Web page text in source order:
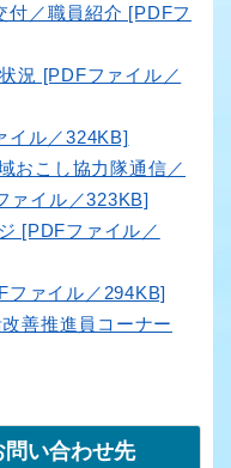
付／職員紹介 [PDFフ
況 [PDFファイル／
イル／324KB]
おこし協力隊通信／
ァイル／323KB]
[PDFファイル／
ファイル／294KB]
善推進員コーナー
問い合わせ先